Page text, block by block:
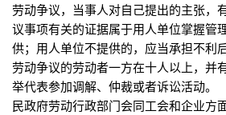
劳动争议，当事人对自己提出的主张，
议事项有关的证据属于用人单位掌握管
供；用人单位不提供的，应当承担不
劳动争议的劳动者一方在十人以上，并
举代表参加调解、仲裁或者诉讼活动
民政府劳动行政部门会同工会和企业方